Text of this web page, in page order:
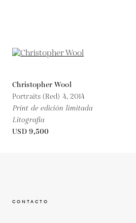
Christopher Wool
Portraits (Red) 4, 2014
Print de edición limitada
Litografía
USD 9,500
CONTACTO